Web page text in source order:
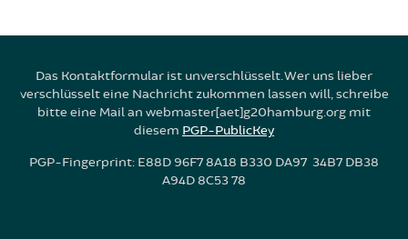
Das Kontaktformular ist unverschlüsselt. Wer uns lieber
verschlüsselt eine Nachricht zukommen lassen will, schreibe
bitte eine Mail an webmaster[aet]g20hamburg.org mit
diesem PGP-PublicKey
PGP-Fingerprint: E88D 96F7 8A18 B330 DA97 34B7 DB38
A94D 8C53 78